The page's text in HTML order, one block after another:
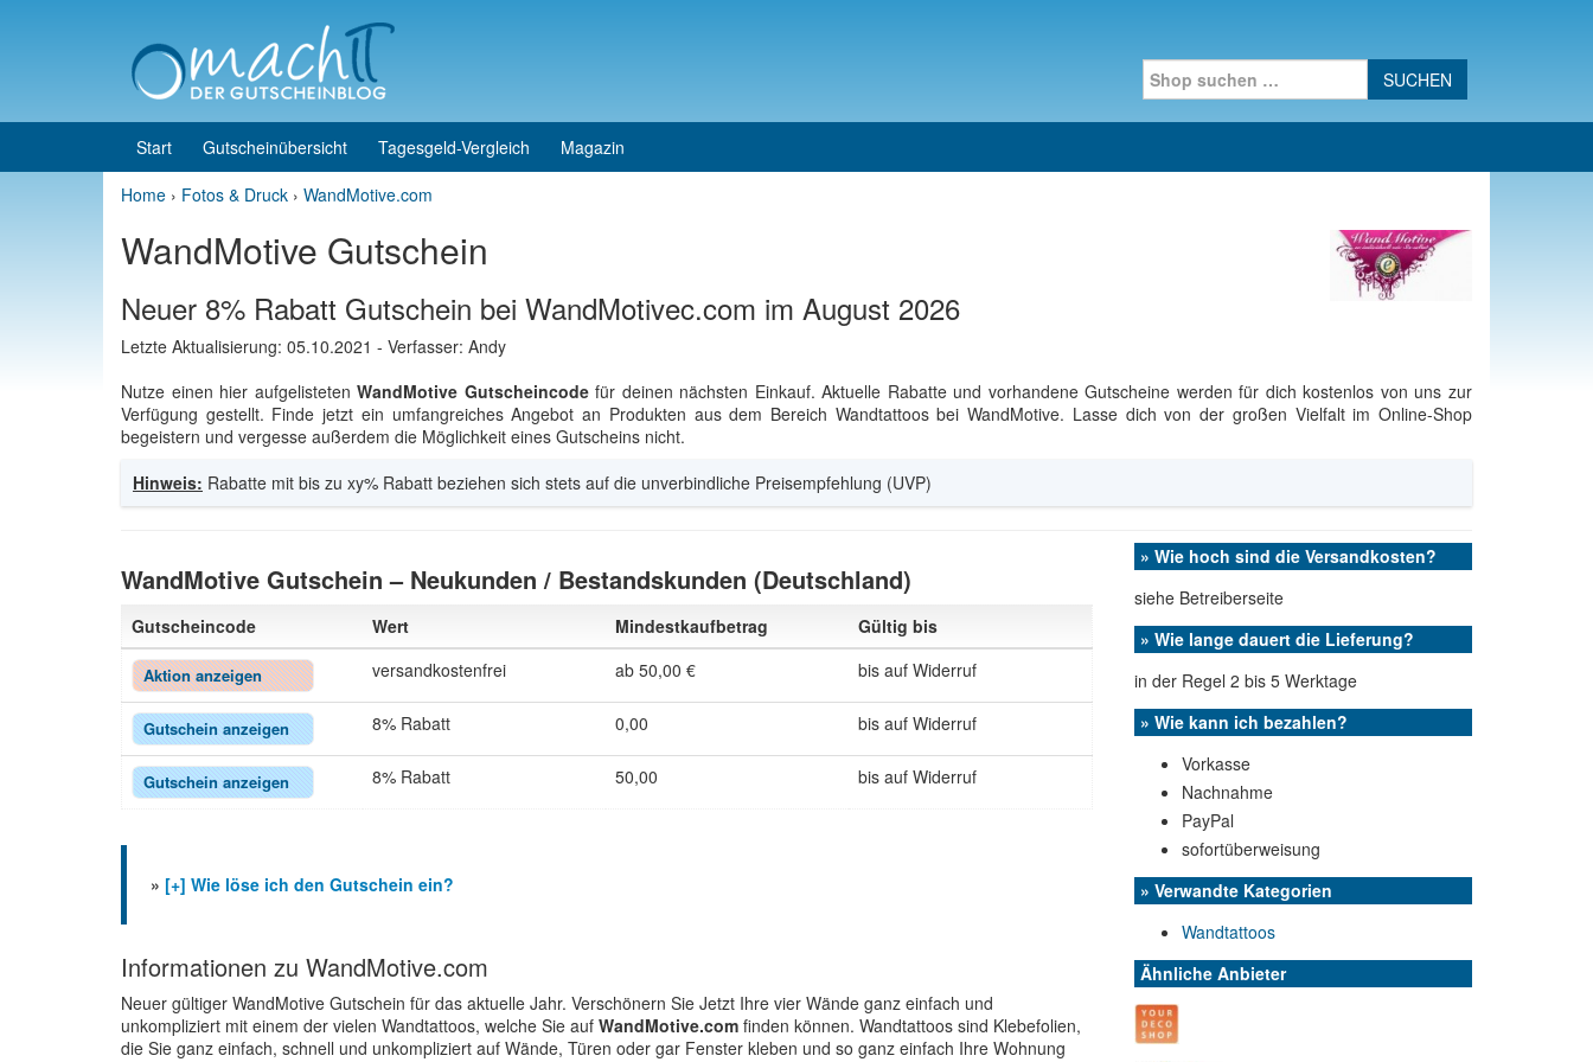
Search for:
Start Gutscheinübersicht Tagesgeld-Vergleich
Magazin
Home › Fotos & Druck › WandMotive.com
WandMotive Gutschein
Neuer 8% Rabatt Gutschein bei WandMotivec.com im August 2026
Letzte Aktualisierung: 05.10.2021 - Verfasser: Andy
Nutze einen hier aufgelistetenWandMotive Gutscheincodefür deinen nächsten Einkauf. Aktuelle Rabatte und vorhandene Gutscheine werden für dich kostenlos von uns zur
Verfügung gestellt. Finde jetzt ein umfangreiches Angebot an Produkten aus dem Bereich Wandtattoos bei WandMotive. Lasse dich von der großen Vielfalt im Online-Shop
begeistern und vergesse außerdem die Möglichkeit eines Gutscheins nicht.
Hinweis: Rabatte mit bis zu xy% Rabatt beziehen sich stets auf die unverbindliche Preisempfehlung (UVP)
WandMotive Gutschein – Neukunden / Bestandskunden (Deutschland)
Gutscheincode Wert Mindestkaufbetrag Gültig bis
Aktion anzeigen versandkostenfrei ab 50,00 € bis auf Widerruf
Gutschein anzeigen 8% Rabatt 0,00 bis auf Widerruf
Gutschein anzeigen 8% Rabatt 50,00 bis auf Widerruf
» [+] Wie löse ich den Gutschein ein?
Informationen zu WandMotive.com
Neuer gültiger WandMotive Gutschein für das aktuelle Jahr. Verschönern Sie Jetzt Ihre vier Wände ganz einfach und
unkompliziert mit einem der vielen Wandtattoos, welche Sie auf WandMotive.com finden können. Wandtattoos sind Klebefolien,
die Sie ganz einfach, schnell und unkompliziert auf Wände, Türen oder gar Fenster kleben und so ganz einfach Ihre Wohnung
» Wie hoch sind die Versandkosten?
siehe Betreiberseite
» Wie lange dauert die Lieferung?
in der Regel 2 bis 5 Werktage
» Wie kann ich bezahlen?
Vorkasse
Nachnahme
PayPal
sofortüberweisung
» Verwandte Kategorien
Wandtattoos
Ähnliche Anbieter